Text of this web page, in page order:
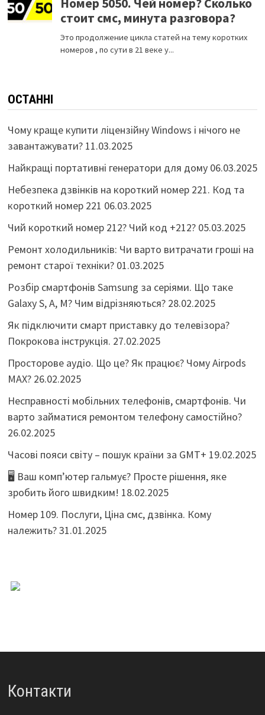
ОСТАННІ
Чому краще купити ліцензійну Windows і нічого не
завантажувати? 11.03.2025
Найкращі портативні генератори для дому 06.03.2025
Небезпека дзвінків на короткий номер 221. Код та
короткий номер 221 06.03.2025
Чий короткий номер 212? Чий код +212? 05.03.2025
Ремонт холодильників: Чи варто витрачати гроші на
ремонт старої техніки? 01.03.2025
Розбір смартфонів Samsung за серіями. Що таке
Galaxy S, A, M? Чим відрізняються? 28.02.2025
Як підключити смарт приставку до телевізора?
Покрокова інструкція. 27.02.2025
Просторове аудіо. Що це? Як працює? Чому Airpods
MAX? 26.02.2025
Несправності мобільних телефонів, смартфонів. Чи
варто займатися ремонтом телефону самостійно?
26.02.2025
Часові пояси світу – пошук країни за GMT+ 19.02.2025
🖥️ Ваш комп’ютер гальмує? Просте рішення, яке
зробить його швидким! 18.02.2025
Номер 109. Послуги, Ціна смс, дзвінка. Кому
належить?31.01.2025
Контакти